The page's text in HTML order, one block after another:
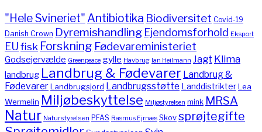
"Hele Svineriet" Antibiotika Biodiversitet Covid-19
Danish Crown Dyremishandling Ejendomsforhold Eksport
EUfisk Forskning Fødevareministeriet
Godsejervælde Greenpeace gylle Havbrug Ian Heilmann Jagt Klima
landbrug Landbrug & Fødevarer Landbrug &
FødevarerLandbrugsjord Landbrugsstøtte LanddistrikterLea
Wermelin Miljøbeskyttelse Miljøstyrelsen mink MRSA
Natur Naturstyrelsen PFAS Rasmus Ejrnæs Skov sprøjtegifte